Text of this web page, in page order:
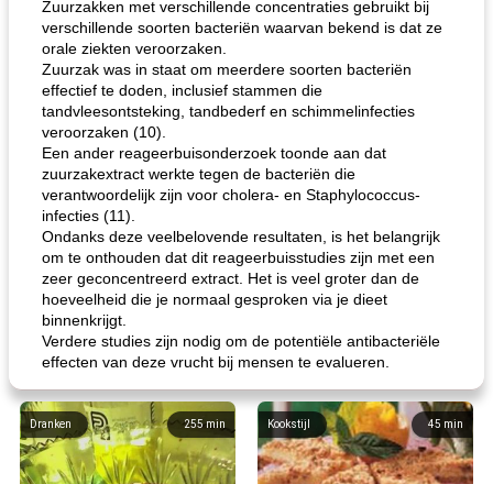
Zuurzakken met verschillende concentraties gebruikt bij
verschillende soorten bacteriën waarvan bekend is dat ze
orale ziekten veroorzaken.
Zuurzak was in staat om meerdere soorten bacteriën
effectief te doden, inclusief stammen die
tandvleesontsteking, tandbederf en schimmelinfecties
veroorzaken (10).
Een ander reageerbuisonderzoek toonde aan dat
zuurzakextract werkte tegen de bacteriën die
verantwoordelijk zijn voor cholera- en Staphylococcus-
infecties (11).
Ondanks deze veelbelovende resultaten, is het belangrijk
om te onthouden dat dit reageerbuisstudies zijn met een
zeer geconcentreerd extract. Het is veel groter dan de
hoeveelheid die je normaal gesproken via je dieet
binnenkrijgt.
Verdere studies zijn nodig om de potentiële antibacteriële
effecten van deze vrucht bij mensen te evalueren.
255min
Dranken 45 min
Kookstijl